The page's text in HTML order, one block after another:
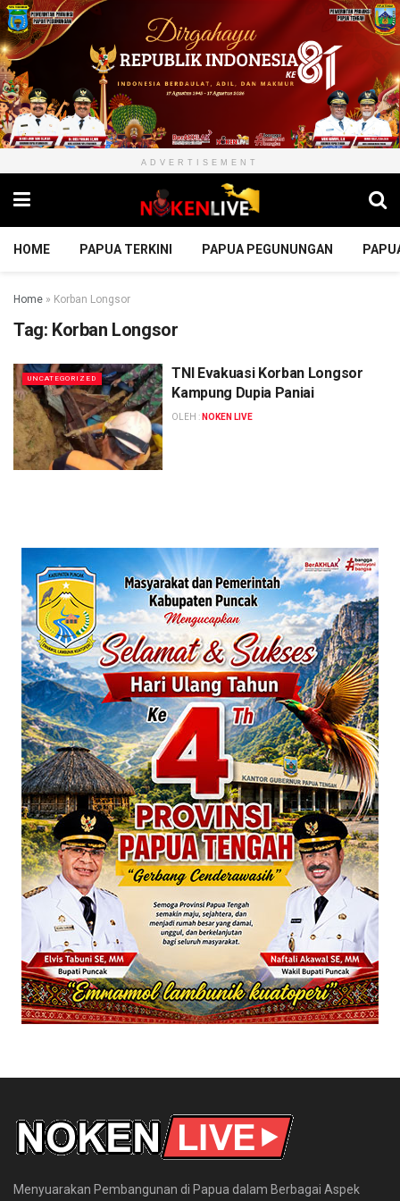
ADVERTISEMENT
HOME PAPUA TERKINI PAPUA PEGUNUNGAN
Home » Korban Longsor
Tag: Korban Longsor
UNCATEGORIZED
TNI Evakuasi Korban Longsor
Kampung Dupia Paniai
OLEH : NOKEN LIVE
Menyuarakan Pembangunan di Papua dalam Berbagai Aspek